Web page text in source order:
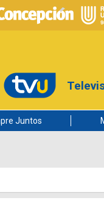
Juntos